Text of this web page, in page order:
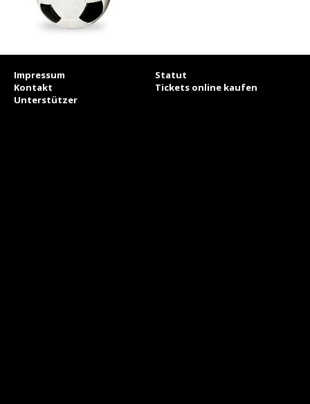
Impressum
Statut
Kontakt
Tickets online kaufen
Unterstützer